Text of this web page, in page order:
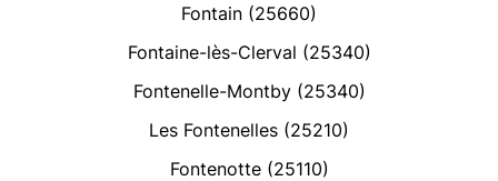
Fontain (25660)
Fontaine-lès-Clerval (25340)
Fontenelle-Montby (25340)
Les Fontenelles (25210)
Fontenotte (25110)